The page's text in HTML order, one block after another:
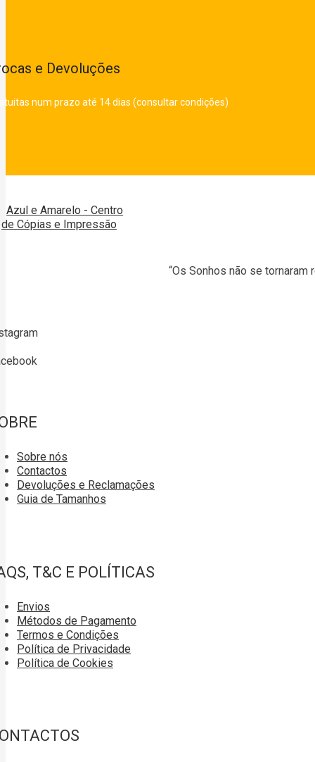
e Devoluções
num prazo até 14 dias (consultar condições)
“Os Sonhos não se
Sobre nós
Contactos
Devoluções e Reclamações
Guia de Tamanhos
T&C E POLÍTICAS
Envios
Métodos de Pagamento
Termos e Condições
Política de Privacidade
Política de Cookies